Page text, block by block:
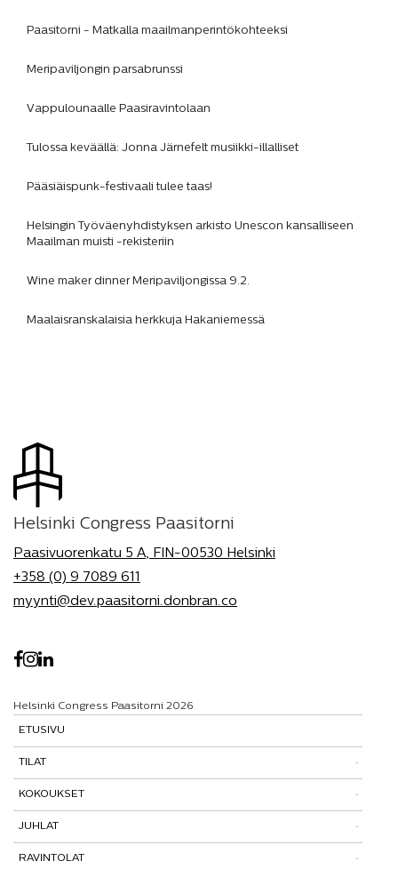
Paasitorni - Matkalla maailmanperintökohteeksi
Meripaviljongin parsabrunssi
Vappulounaalle Paasiravintolaan
Tulossa keväällä: Jonna Järnefelt musiikki-illalliset
Pääsiäispunk-festivaali tulee taas!
Helsingin Työväenyhdistyksen arkisto Unescon kansalliseen
Maailman muisti -rekisteriin
Wine maker dinner Meripaviljongissa 9.2.
Maalaisranskalaisia herkkuja Hakaniemessä
Helsinki Congress Paasitorni
Paasivuorenkatu 5 A, FIN-00530 Helsinki
+358 (0) 9 7089 611
myynti@dev.paasitorni.donbran.co
Helsinki Congress Paasitorni 2026
ETUSIVU
TILAT
Tutustu tiloihimme
Tilat ja tarinat
Paasitorni-testi
KOKOUKSET
Kokouspaketit
Lisäpalvelut
JUHLAT
Pikkujoulut
RAVINTOLAT